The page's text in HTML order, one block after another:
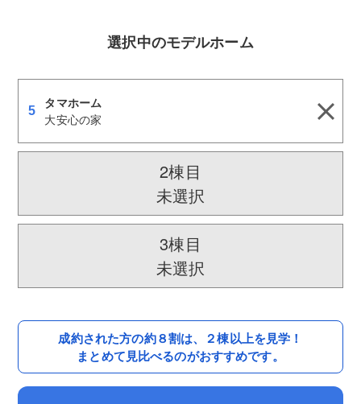
選択中のモデルホーム
5
タマホーム
大安心の家
2棟目
未選択
3棟目
未選択
成約された方の約８割は、 ２棟以上を見学！
まとめて見比べるのがおすすめです。